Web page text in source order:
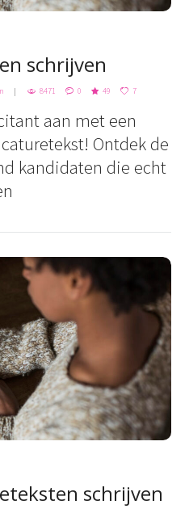
schrijven
8471 0 49 7
aan met een
Ontdek de
kandidaten die echt
schrijven